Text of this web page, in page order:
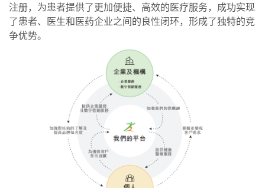
注册，为患者提供了更加便捷、高效的医疗服务， 成功实现
了患者、医生和医药企业之间的良性闭环，形成了独特的竞
争优势。